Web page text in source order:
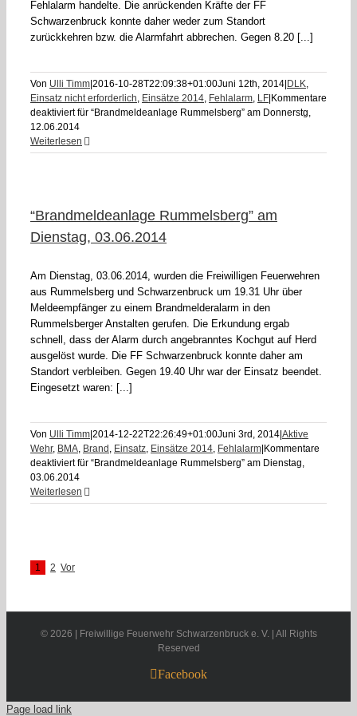
Fehlalarm handelte. Die anrückenden Kräfte der FF
Schwarzenbruck konnte daher weder zum Standort
zurückkehren bzw. die Alarmfahrt abbrechen. Gegen 8.20 [...]
Von Ulli Timm 2016-10-28T22:09:38+01:00Juni 12th, 2014 DLK,
Einsatz nicht erforderlich, Einsätze 2014, Fehlalarm, LF Kommentare
deaktiviertfür “Brandmeldeanlage Rummelsberg” am Donnerstg,
12.06.2014
Weiterlesen
“Brandmeldeanlage Rummelsberg” am
Dienstag, 03.06.2014
Am Dienstag, 03.06.2014, wurden die Freiwilligen Feuerwehren
aus Rummelsberg und Schwarzenbruck um 19.31 Uhr über
Meldeempfänger zu einem Brandmelderalarm in den
Rummelsberger Anstalten gerufen. Die Erkundung ergab
schnell, dass der Alarm durch angebranntes Kochgut auf Herd
ausgelöst wurde. Die FF Schwarzenbruck konnte daher am
Standort verbleiben. Gegen 19.40 Uhr war der Einsatz beendet.
Eingesetzt waren: [...]
Von Ulli Timm 2014-12-22T22:26:49+01:00Juni 3rd, 2014 Aktive
Wehr, BMA, Brand , Einsatz, Einsätze 2014, Fehlalarm Kommentare
deaktiviertfür “Brandmeldeanlage Rummelsberg” am Dienstag,
03.06.2014
Weiterlesen
1 2 Vor
© 2026 | Freiwillige Feuerwehr Schwarzenbruck e. V. | All Rights
Reserved
Facebook
Page load link